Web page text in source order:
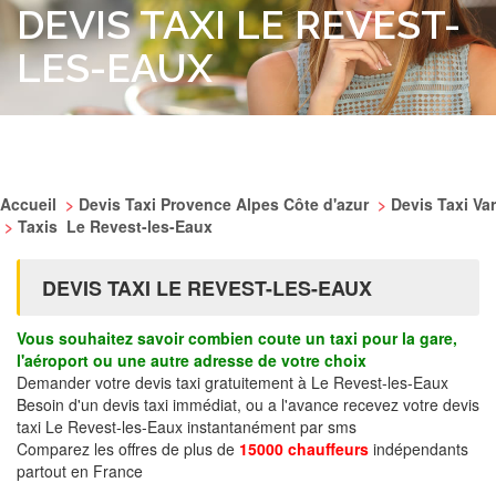
DEVIS TAXI LE REVEST-
LES-EAUX
Accueil > Devis Taxi Provence Alpes Côte d'azur > Devis Taxi Var
> Taxis Le Revest-les-Eaux
DEVIS TAXI LE REVEST-LES-EAUX
Vous souhaitez savoir combien coute un taxi pour la gare,
l'aéroport ou une autre adresse de votre choix
Demander votre devis taxi gratuitement à Le Revest-les-Eaux
Besoin d'un devis taxi immédiat, ou a l'avance recevez votre devis
taxi Le Revest-les-Eaux instantanément par sms
Comparez les offres de plus de 15000 chauffeurs indépendants
partout en France